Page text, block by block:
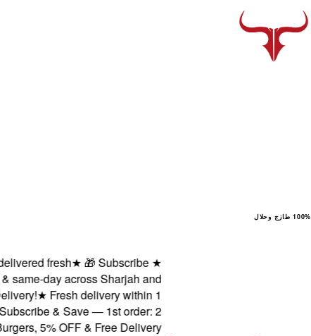
100% طازج وحلال
★
fresh★🎁 Subscribe
day across Sharjah and
★Fresh delivery within 1
& Save — 1st order: 2
5% OFF & Free Delivery!